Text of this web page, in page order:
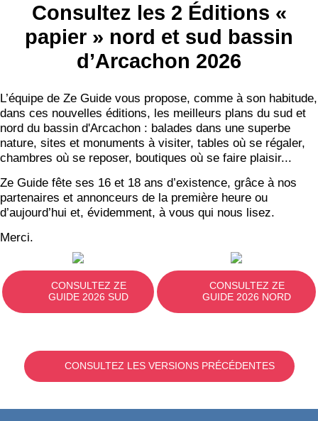
Consultez les 2 Éditions «
papier » nord et sud bassin
d’Arcachon 2026
L’équipe de Ze Guide vous propose, comme à son habitude,
dans ces nouvelles éditions, les meilleurs plans du sud et
nord du bassin d'Arcachon : balades dans une superbe
nature, sites et monuments à visiter, tables où se régaler,
chambres où se reposer, boutiques où se faire plaisir...
Ze Guide fête ses 16 et 18 ans d’existence, grâce à nos
partenaires et annonceurs de la première heure ou
d’aujourd’hui et, évidemment, à vous qui nous lisez.
Merci.
CONSULTEZ ZE
GUIDE 2026 SUD
CONSULTEZ ZE
GUIDE 2026 NORD
CONSULTEZ LES VERSIONS PRÉCÉDENTES